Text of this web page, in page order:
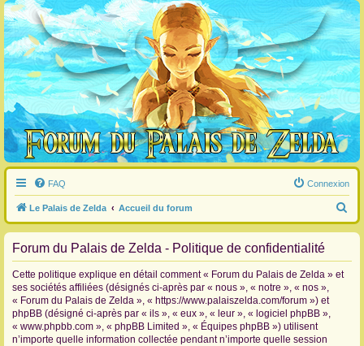
FAQ Connexion
Le Palais de Zelda Accueil du forum
e
Forum du Palais de Zelda - Politique de confidentialité
Cette politique explique en détail comment « Forum du Palais de Zelda » et
ses sociétés affiliées (désignés ci-après par « nous », « notre », « nos »,
« Forum du Palais de Zelda », « https://www.palaiszelda.com/forum ») et
phpBB (désigné ci-après par « ils », « eux », « leur », « logiciel phpBB »,
« www.phpbb.com », « phpBB Limited », « Équipes phpBB ») utilisent
n’importe quelle information collectée pendant n’importe quelle session